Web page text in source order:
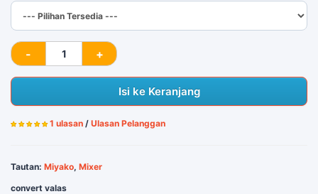
Isi ke Keranjang
1 ulasan / Ulasan Pelanggan
Tautan: Miyako, Mixer
convert valas